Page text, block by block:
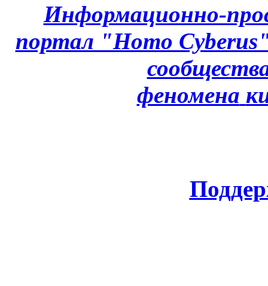
Информационно-
портал "Homo
феномена